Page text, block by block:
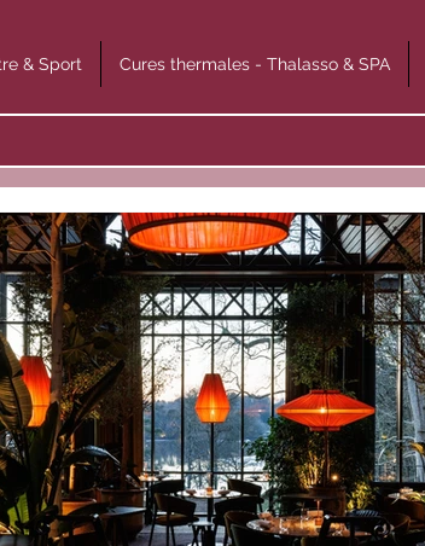
& Sport Cures thermales - Thalasso & SPA